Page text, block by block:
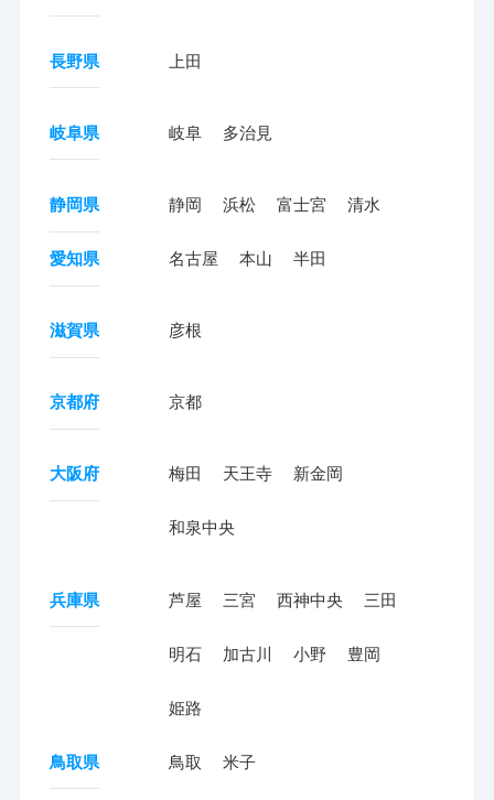
長野県 上田
岐阜県 岐阜 多治見
静岡県 静岡 浜松 富士宮 清水
愛知県 名古屋 本山 半田
滋賀県 彦根
京都府 京都
大阪府 梅田 天王寺 新金岡
和泉中央
兵庫県 芦屋 三宮 西神中央 三田
明石 加古川 小野 豊岡
姫路
鳥取県 鳥取 米子